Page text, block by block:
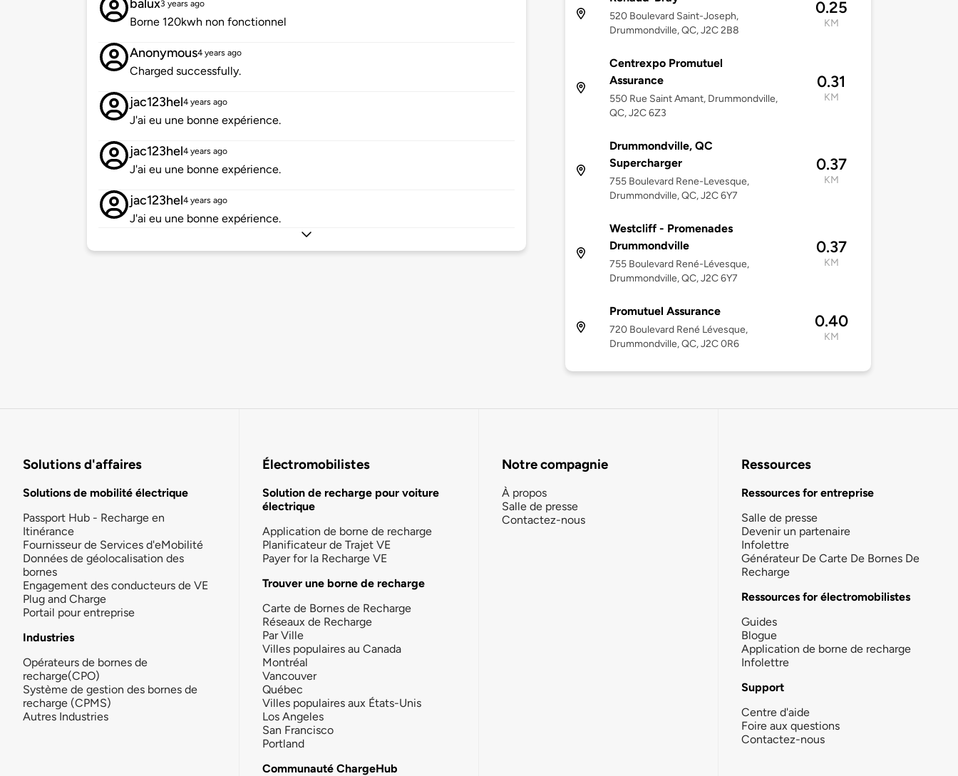
balux3 years ago
Borne 120kwh non fonctionnel
Anonymous4 years ago
Charged successfully.
jac123hel4 years ago
J'ai eu une bonne expérience.
jac123hel4 years ago
J'ai eu une bonne expérience.
jac123hel4 years ago
J'ai eu une bonne expérience.
520 Boulevard Saint-Joseph,
Drummondville, QC, J2C 2B8
0.25
KM
Centrexpo Promutuel
Assurance
550 Rue Saint Amant, Drummondville,
QC, J2C 6Z3
0.31
KM
Drummondville, QC
Supercharger
755 Boulevard Rene-Levesque,
Drummondville, QC, J2C 6Y7
0.37
KM
Westcliff - Promenades
Drummondville
755 Boulevard René-Lévesque,
Drummondville, QC, J2C 6Y7
0.37
KM
Promutuel Assurance
720 Boulevard René Lévesque,
Drummondville, QC, J2C 0R6
0.40
KM
Solutions d'affaires
Solutions de mobilité électrique
Passport Hub - Recharge en
Itinérance
Fournisseur de Services d'eMobilité
Données de géolocalisation des
bornes
Engagement des conducteurs de VE
Plug and Charge
Portail pour entreprise
Industries
Opérateurs de bornes de
recharge(CPO)
Système de gestion des bornes de
recharge (CPMS)
Autres Industries
Électromobilistes
Solution de recharge pour voiture
électrique
Application de borne de recharge
Planificateur de Trajet VE
Payer for la Recharge VE
Trouver une borne de recharge
Carte de Bornes de Recharge
Réseaux de Recharge
Par Ville
Villes populaires au Canada
Montréal
Vancouver
Québec
Villes populaires aux États-Unis
Los Angeles
San Francisco
Portland
Communauté ChargeHub
Notre compagnie
À propos
Salle de presse
Contactez-nous
Ressources
Ressources for entreprise
Salle de presse
Devenir un partenaire
Infolettre
Générateur De Carte De Bornes De
Recharge
Ressources for électromobilistes
Guides
Blogue
Application de borne de recharge
Infolettre
Support
Centre d'aide
Foire aux questions
Contactez-nous